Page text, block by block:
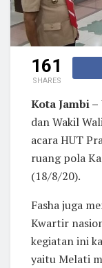
161
SHARES
Kota Jambi –
dan Wakil
acara HUT
ruang pola
(18/8/20).
Fasha juga
Kwartir
kegiatan ini
yaitu Melati